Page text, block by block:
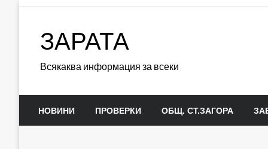
ЗАРАТА
Всякаква информация за всеки
НОВИНИ ПРОВЕРКИ ОБЩ. СТ.ЗАГОРА